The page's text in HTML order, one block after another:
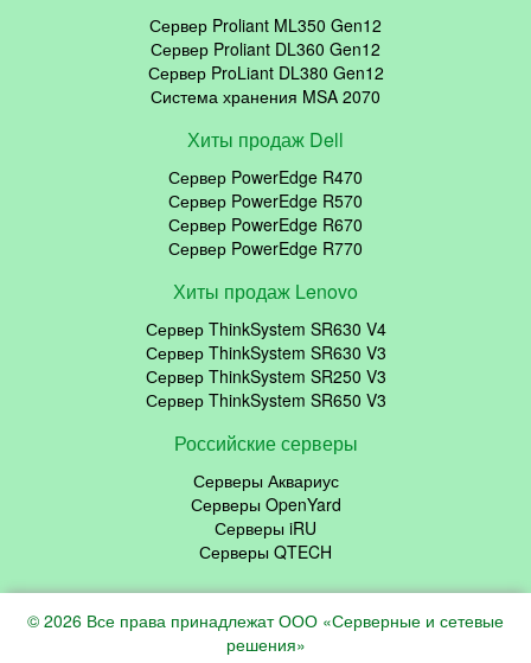
Сервер Proliant ML350 Gen12
Сервер Proliant DL360 Gen12
Сервер ProLiant DL380 Gen12
Система хранения MSA 2070
Хиты продаж Dell
Сервер PowerEdge R470
Сервер PowerEdge R570
Сервер PowerEdge R670
Сервер PowerEdge R770
Хиты продаж Lenovo
Сервер ThinkSystem SR630 V4
Сервер ThinkSystem SR630 V3
Сервер ThinkSystem SR250 V3
Сервер ThinkSystem SR650 V3
Российские серверы
Серверы Аквариус
Серверы OpenYard
Серверы iRU
Серверы QTECH
© 2026 Все права принадлежат ООО «Серверные и сетевые
решения»